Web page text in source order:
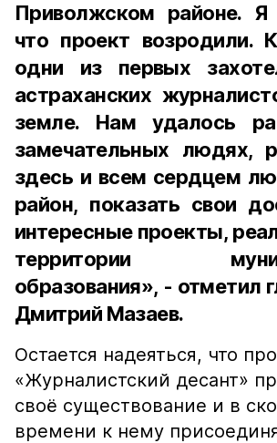
Приволжском районе. Я
что проект возродили.
одни из первых
астраханских
земле. Нам удалось
замечательных людях,
здесь и всем сердцем
район, показать свои
интересные проекты,
территории
образования», - отметил
Дмитрий Мазаев.
Остается надеяться, что
«Журналистский десант»
своё существование и в
времени к нему